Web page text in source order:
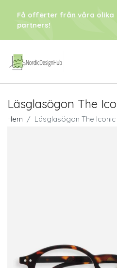
Få offerter från våra olika
partners!
Läsglasögon The
Hem Läsglasögon The Iconic